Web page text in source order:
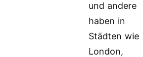
und andere
haben in
Städten wie
London,